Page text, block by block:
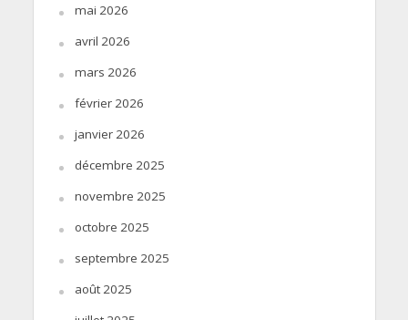
mai 2026
avril 2026
mars 2026
février 2026
janvier 2026
décembre 2025
novembre 2025
octobre 2025
septembre 2025
août 2025